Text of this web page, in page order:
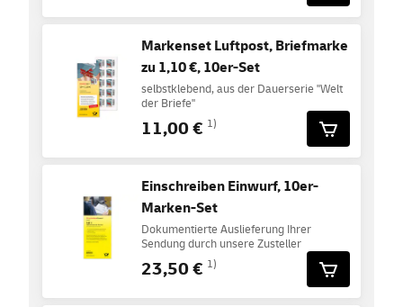
Markenset Luftpost, Briefmarke
zu 1,10 €, 10er-Set
selbstklebend, aus der Dauerserie "Welt
der Briefe"
11,00 € 1)
Einschreiben Einwurf, 10er-
Marken-Set
Dokumentierte Auslieferung Ihrer
Sendung durch unsere Zusteller
23,50 € 1)